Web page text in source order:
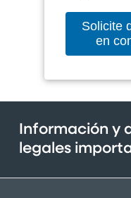
Solicite
en
Información y
legales